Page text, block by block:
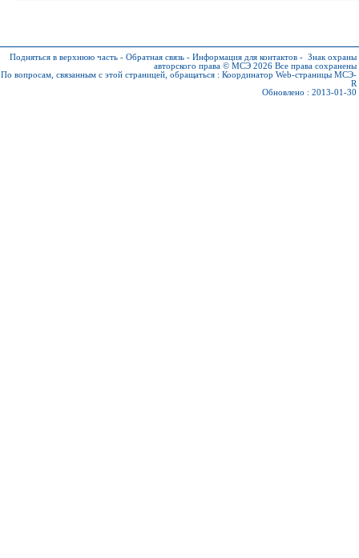
Подняться в верхнюю часть - Обратная связь - Информация для контактов - Знак охраны
авторского права © МСЭ 2026 Все права сохранены
По вопросам, связанным с этой страницей, обращаться : Координатор Web-страницы МСЭ-
R
Обновлено : 2013-01-30